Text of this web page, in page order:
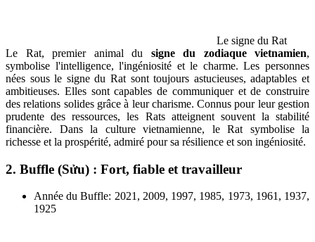
Le signe du Rat
Le Rat, premier animal du signe du zodiaque vietnamien,
symbolise l'intelligence, l'ingéniosité et le charme. Les personnes
nées sous le signe du Rat sont toujours astucieuses, adaptables et
ambitieuses. Elles sont capables de communiquer et de construire
des relations solides grâce à leur charisme. Connus pour leur gestion
prudente des ressources, les Rats atteignent souvent la stabilité
financière. Dans la culture vietnamienne, le Rat symbolise la
richesse et la prospérité, admiré pour sa résilience et son ingéniosité.
2. Buffle (Sửu) : Fort, fiable et travailleur
Année du Buffle: 2021, 2009, 1997, 1985, 1973, 1961, 1937,
1925